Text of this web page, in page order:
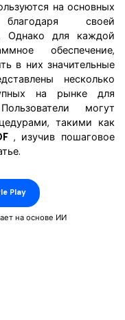
на основных
своей
Однако для каждой
обеспечение,
в них значительные
несколько
на рынке для
могут
такими как
, изучив пошаговое
Play
на основе ИИ